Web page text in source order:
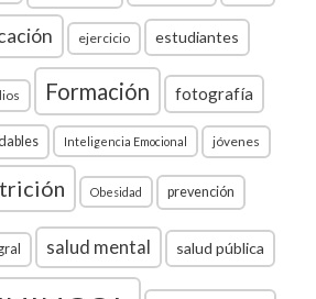
ejercicio estudiantes
Formación fotografía
Inteligencia Emocional jóvenes
Obesidad prevención
salud mental salud pública